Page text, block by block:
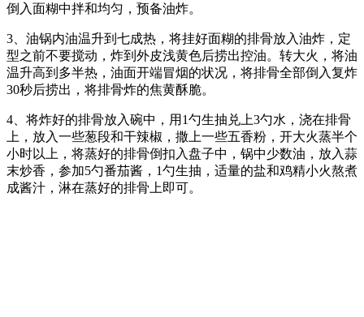
倒入面糊中拌和均匀，预备油炸。
3、油锅内油温升到七成热，将挂好面糊的排骨放入油炸，定
型之前不要搅动，炸到外皮浅黄色后捞出控油。转大火，将油
温升高到多半热，油面开端冒烟的状况，将排骨全部倒入复炸
30秒后捞出，将排骨炸的焦黄酥脆。
4、将炸好的排骨放入碗中，用1勺生抽兑上3勺水，浇在排骨
上，放入一些葱段和干辣椒，撒上一些五香粉，开大火蒸半个
小时以上，将蒸好的排骨倒扣入盘子中，锅中少数油，放入蒜
末炒香，参加5勺番茄酱，1勺生抽，适量的盐和鸡精小火熬煮
成酱汁，淋在蒸好的排骨上即可。